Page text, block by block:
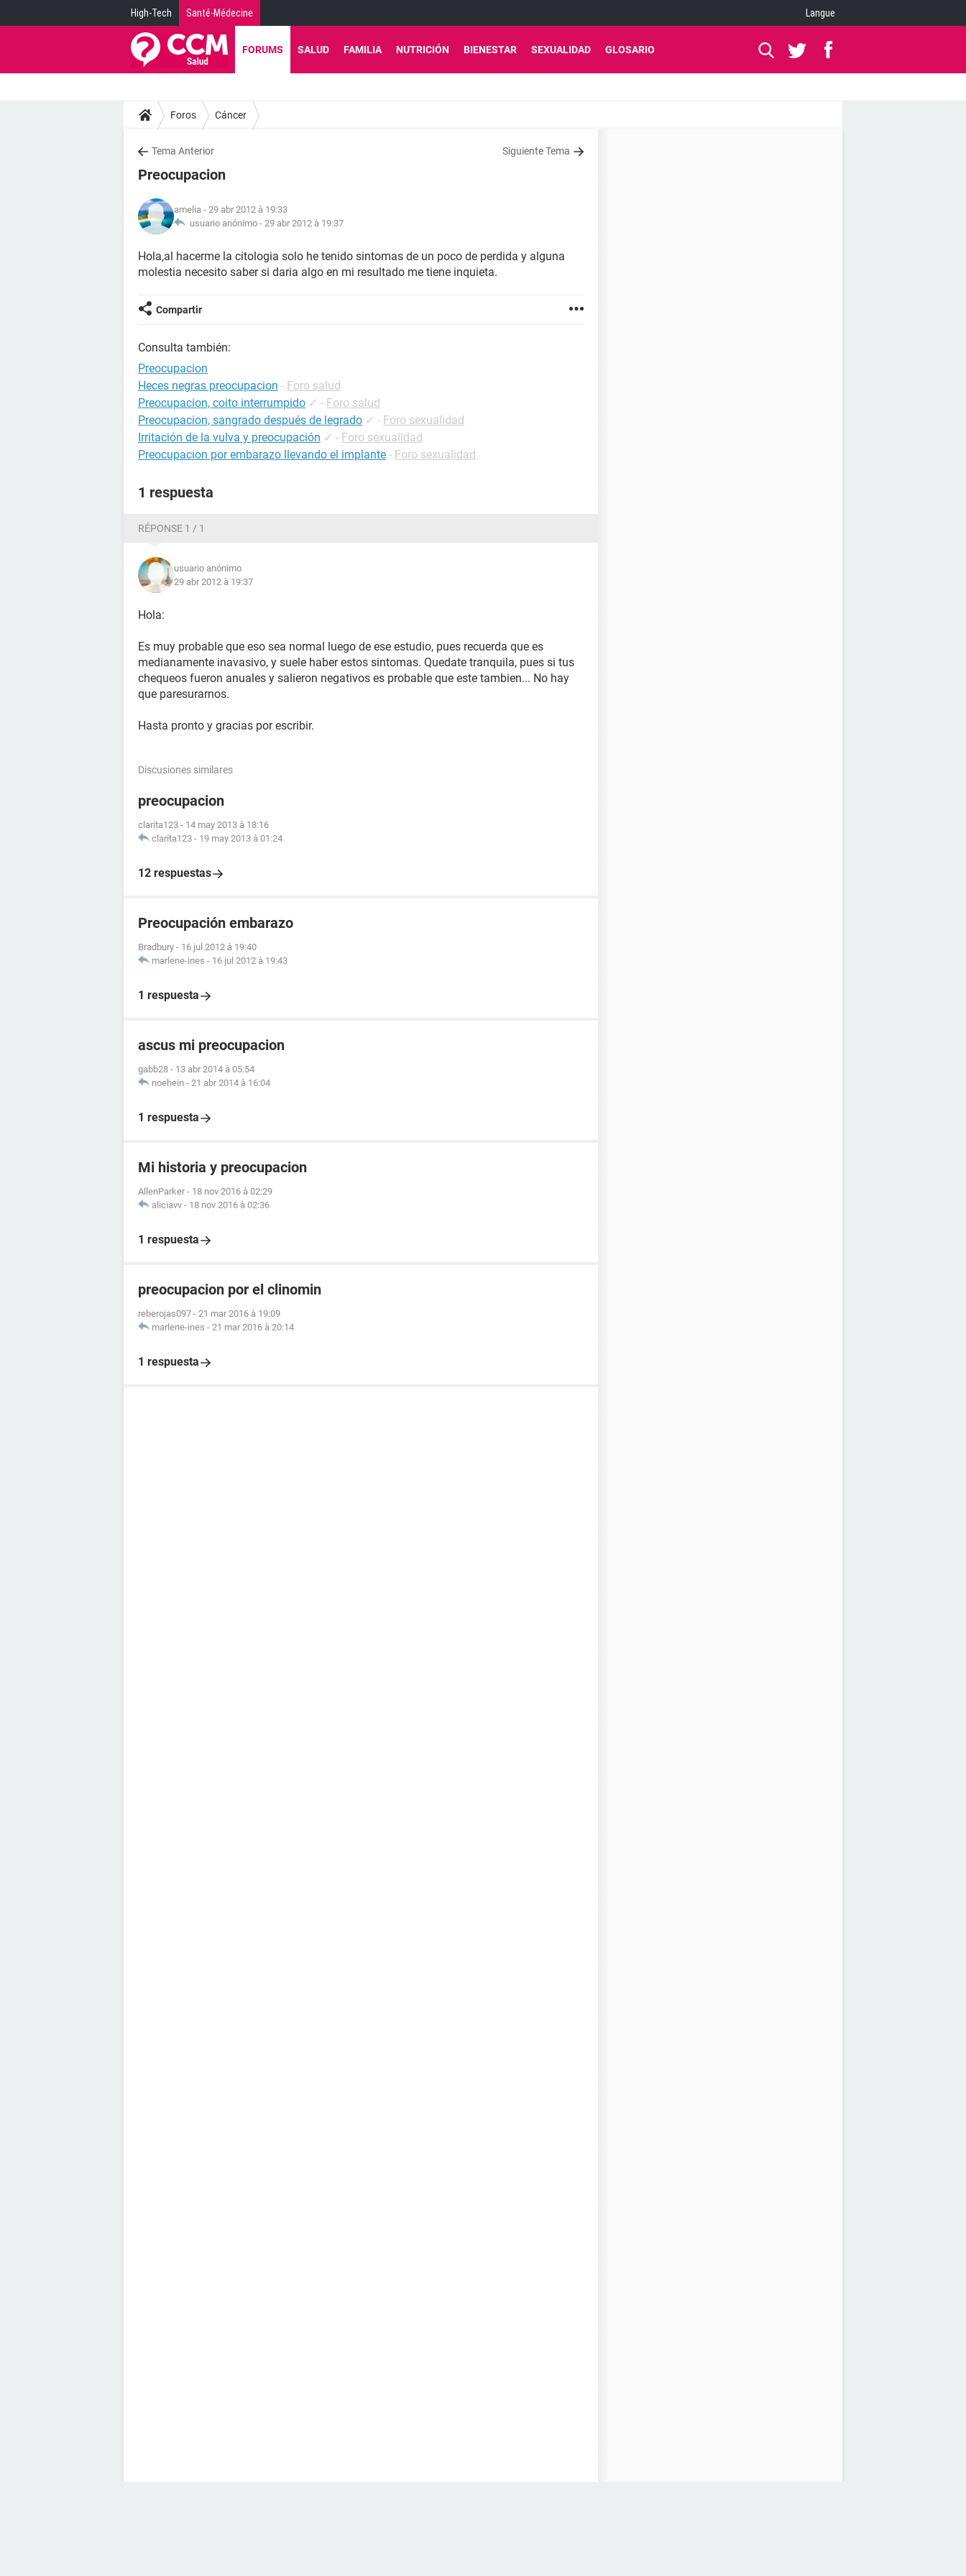
High-Tech Santé-Médecine Langue
FORUMS SALUD FAMILIA NUTRICIÓN BIENESTAR SEXUALIDAD GLOSARIO
Foros Cáncer
Tema Anterior Siguiente Tema
Preocupacion
amelia - 29 abr 2012 à 19:33
usuario anónimo - 29 abr 2012 à 19:37
Hola,al hacerme la citologia solo he tenido sintomas de un poco de perdida y alguna
molestia necesito saber si daria algo en mi resultado me tiene inquieta.
Compartir
Consulta también:
Preocupacion
Heces negras preocupacion - Foro salud
Preocupacion, coito interrumpido ✓ - Foro salud
Preocupacion, sangrado después de legrado ✓ - Foro sexualidad
Irritación de la vulva y preocupación ✓ - Foro sexualidad
Preocupacion por embarazo llevando el implante - Foro sexualidad
1 respuesta
RÉPONSE 1 / 1
usuario anónimo
29 abr 2012 à 19:37
Hola:
Es muy probable que eso sea normal luego de ese estudio, pues recuerda que es
medianamente inavasivo, y suele haber estos sintomas. Quedate tranquila, pues si tus
chequeos fueron anuales y salieron negativos es probable que este tambien... No hay
que paresurarnos.
Hasta pronto y gracias por escribir.
Discusiones similares
preocupacion
clarita123 - 14 may 2013 à 18:16
clarita123 - 19 may 2013 à 01:24
12 respuestas
Preocupación embarazo
Bradbury - 16 jul 2012 à 19:40
marlene-ines - 16 jul 2012 à 19:43
1 respuesta
ascus mi preocupacion
gabb28 - 13 abr 2014 à 05:54
noehein - 21 abr 2014 à 16:04
1 respuesta
Mi historia y preocupacion
AllenParker - 18 nov 2016 à 02:29
aliciavv - 18 nov 2016 à 02:36
1 respuesta
preocupacion por el clinomin
reberojas097 - 21 mar 2016 à 19:09
marlene-ines - 21 mar 2016 à 20:14
1 respuesta